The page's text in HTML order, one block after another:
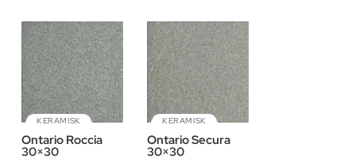
KERAMISK
Ontario Roccia
30×30
KERAMISK
Ontario Secura
30×30